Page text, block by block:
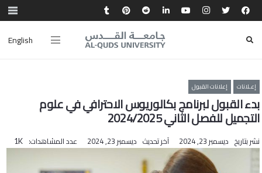
English
إعـلانات إعلانات القبول
بدء القبول لبرنامج بكالوريوس الاحترافي في علوم
التجميل للفصل الثاني 2024/2025
نشر بتاريخ ديسمبر 23, 2024 آخر تحديث ديسمبر 23, 2024 عدد المشاهدات: 1K